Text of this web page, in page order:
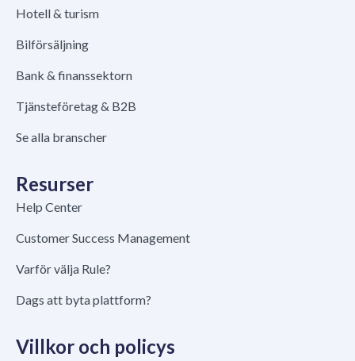
Hotell & turism
Bilförsäljning
Bank & finanssektorn
Tjänsteföretag & B2B
Se alla branscher
Resurser
Help Center
Customer Success Management
Varför välja Rule?
Dags att byta plattform?
Villkor och policys